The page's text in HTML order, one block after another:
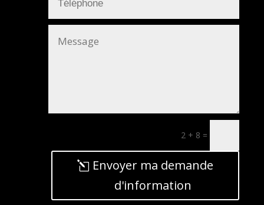
2 + 8 =
Envoyer ma demande
d'information